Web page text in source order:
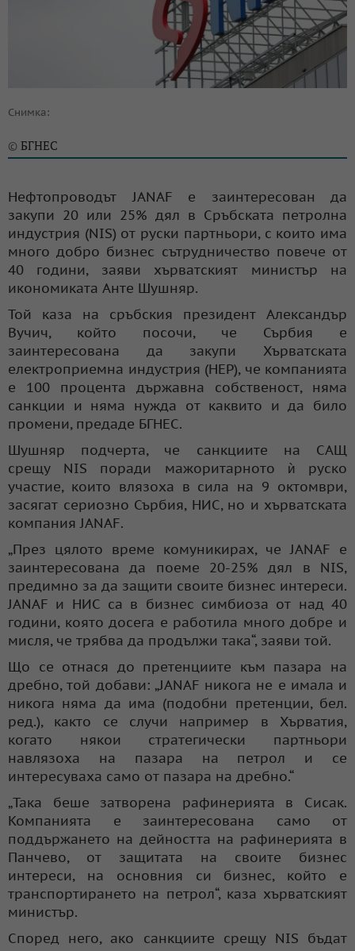
Снимка:
© БГНЕС
Нефтопроводът JANAF е заинтересован да
закупи 20 или 25% дял в Сръбската петролна
индустрия (NIS) от руски партньори, с които има
много добро бизнес сътрудничество повече от
40 години, заяви хърватският министър на
икономиката Анте Шушняр.
Той каза на сръбския президент Александър
Вучич, който посочи, че Сърбия е
заинтересована да закупи Хърватската
електроприемна индустрия (HEP), че компанията
е 100 процента държавна собственост, няма
санкции и няма нужда от каквито и да било
промени, предаде БГНЕС.
Шушняр подчерта, че санкциите на САЩ
срещу NIS поради мажоритарното ѝ руско
участие, които влязоха в сила на 9 октомври,
засягат сериозно Сърбия, НИС, но и хърватската
компания JANAF.
„През цялото време комуникирах, че JANAF е
заинтересована да поеме 20-25% дял в NIS,
предимно за да защити своите бизнес интереси.
JANAF и НИС са в бизнес симбиоза от над 40
години, която досега е работила много добре и
мисля, че трябва да продължи така“, заяви той.
Що се отнася до претенциите към пазара на
дребно, той добави: „JANAF никога не е имала и
никога няма да има (подобни претенции, бел.
ред.), както се случи например в Хърватия,
когато някои стратегически партньори
навлязоха на пазара на петрол и се
интересуваха само от пазара на дребно.“
„Така беше затворена рафинерията в Сисак.
Компанията е заинтересована само от
поддържането на дейността на рафинерията в
Панчево, от защитата на своите бизнес
интереси, на основния си бизнес, който е
транспортирането на петрол“, каза хърватският
министър.
Според него, ако санкциите срещу NIS бъдат